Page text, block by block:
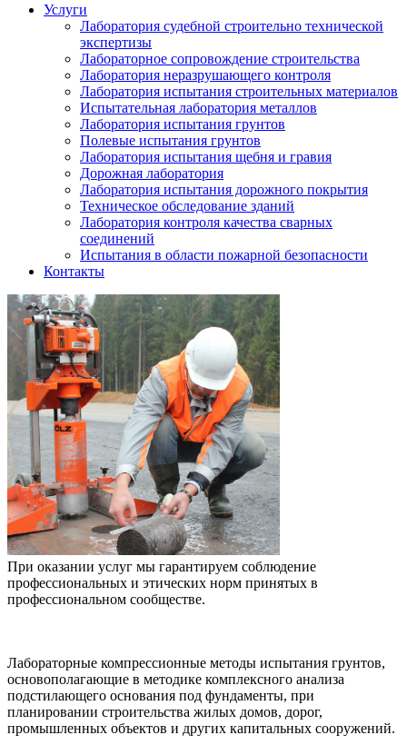
Услуги
Лаборатория судебной строительно технической
экспертизы
Лабораторное сопровождение строительства
Лаборатория неразрушающего контроля
Лаборатория испытания строительных материалов
Испытательная лаборатория металлов
Лаборатория испытания грунтов
Полевые испытания грунтов
Лаборатория испытания щебня и гравия
Дорожная лаборатория
Лаборатория испытания дорожного покрытия
Техническое обследование зданий
Лаборатория контроля качества сварных
соединений
Испытания в области пожарной безопасности
Контакты
При оказании услуг мы гарантируем соблюдение
профессиональных и этических норм принятых в
профессиональном сообществе.
Лабораторные компрессионные методы испытания грунтов,
основополагающие в методике комплексного анализа
подстилающего основания под фундаменты, при
планировании строительства жилых домов, дорог,
промышленных объектов и других капитальных сооружений.